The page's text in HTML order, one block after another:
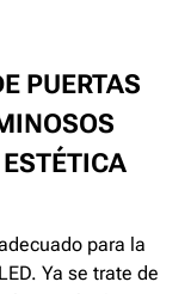
PUERTAS
para la
Ya se trate de